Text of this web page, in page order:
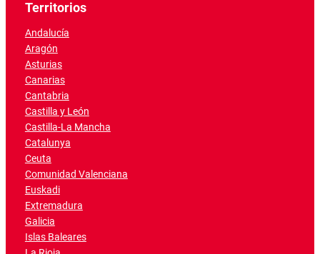
Territorios
Andalucía
Aragón
Asturias
Canarias
Cantabria
Castilla y León
Castilla-La Mancha
Catalunya
Ceuta
Comunidad Valenciana
Euskadi
Extremadura
Galicia
Islas Baleares